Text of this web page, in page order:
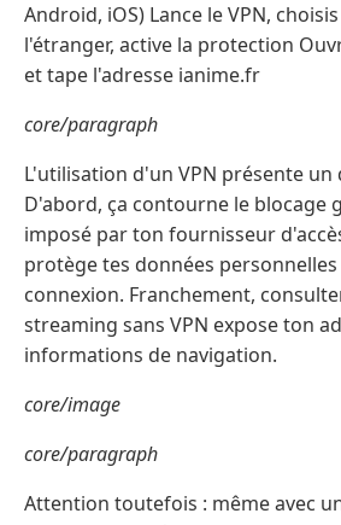
Android, iOS) Lance le VPN,
l'étranger, active la protection
et tape l'adresse ianime.fr
core/paragraph
L'utilisation d'un VPN présente un
D'abord, ça contourne le blocage
imposé par ton fournisseur
protège tes données
connexion. Franchement,
streaming sans VPN expose ton
informations de navigation.
core/image
core/paragraph
Attention toutefois : même avec